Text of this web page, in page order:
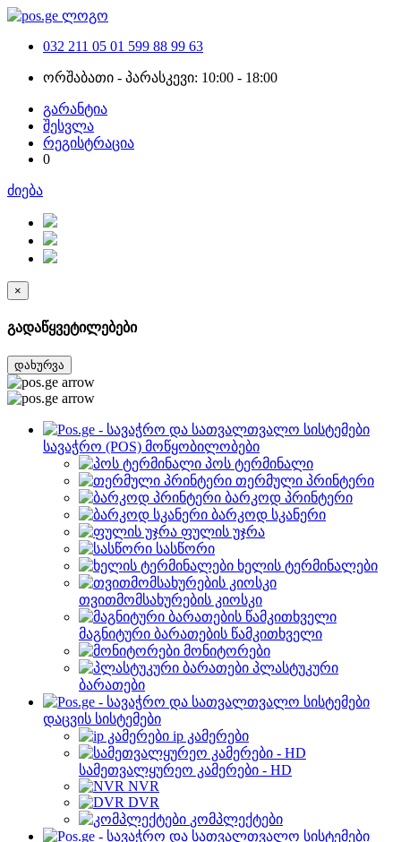
032 211 05 01 599 88 99 63
ორშაბათი - პარასკევი: 10:00 - 18:00
გარანტია
შესვლა
რეგისტრაცია
0
ძიება
×
გადაწყვეტილებები
დახურვა
სავაჭრო (POS) მოწყობილობები
პოს ტერმინალი
თერმული პრინტერი
ბარკოდ პრინტერი
ბარკოდ სკანერი
ფულის უჯრა
სასწორი
ხელის ტერმინალები
თვითმომსახურების კიოსკი
მაგნიტური ბარათების წამკითხველი
მონიტორები
პლასტუკური
ბარათები
დაცვის სისტემები
ip კამერები
სამეთვალყურეო კამერები - HD
NVR
DVR
კომპლექტები